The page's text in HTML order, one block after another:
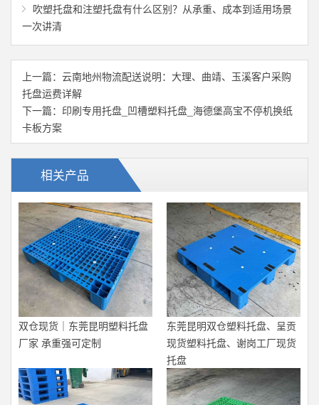
吹塑托盘和注塑托盘有什么区别？从承重、成本到适用场景
一次讲清
上一篇： 云南地州物流配送说明：大理、曲靖、玉溪客户采购
托盘运费详解
下一篇： 印刷专用托盘_凹槽塑料托盘_海德堡高宝不停机换纸
卡板方案
相关产品
双仓现货｜东莞昆明塑料托盘
厂家 承重强可定制
东莞昆明双仓塑料托盘、呈贡
现货塑料托盘、谢岗工厂现货
托盘